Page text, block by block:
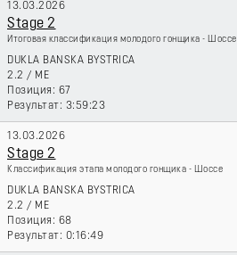
13.03.2026
Stage 2
Итоговая классификация молодого гонщика - Шоссе
DUKLA BANSKA BYSTRICA
2.2 / ME
67
3:59:23
13.03.2026
Stage 2
Классификация этапа молодого гонщика - Шоссе
DUKLA BANSKA BYSTRICA
2.2 / ME
68
0:16:49